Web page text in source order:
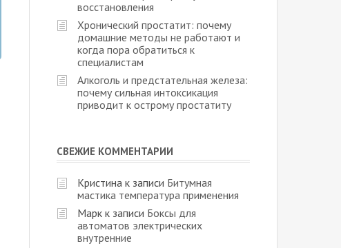
восстановления
Хронический простатит: почему
домашние методы не работают и
когда пора обратиться к
специалистам
Алкоголь и предстательная железа:
почему сильная интоксикация
приводит к острому простатиту
СВЕЖИЕ КОММЕНТАРИИ
Кристина к записи Битумная
мастика температура применения
Марк к записи Боксы для
автоматов электрических
внутренние